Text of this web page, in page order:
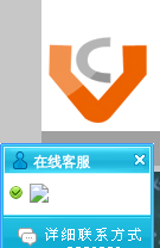
在线客服